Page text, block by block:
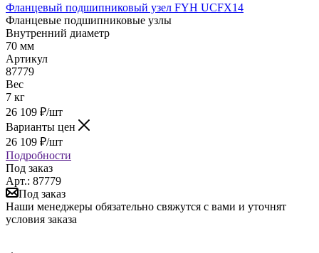
Фланцевый подшипниковый узел FYH UCFX14
Фланцевые подшипниковые узлы
Внутренний диаметр
70 мм
Артикул
87779
Вес
7 кг
26 109 ₽/шт
Варианты цен
26 109 ₽/шт
Подробности
Под заказ
Арт.: 87779
Под заказ
Наши менеджеры обязательно свяжутся с вами и уточнят
условия заказа